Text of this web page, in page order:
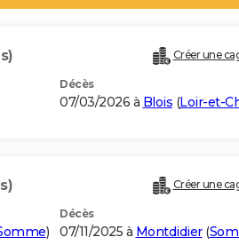
Créer une
Décès
07/03/2026 à Blois (Loir-et-
Créer une
)
Décès
07/11/2025 à Montdidier(